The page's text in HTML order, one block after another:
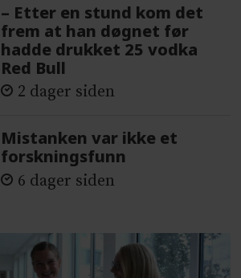
– Etter en stund kom det
frem at han døgnet før
hadde drukket 25 vodka
Red Bull
2 dager siden
Mistanken var ikke et
forskningsfunn
6 dager siden